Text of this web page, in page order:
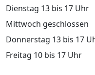
Dienstag 13 bis 17 Uhr
Mittwoch geschlossen
Donnerstag 13 bis 17
Freitag 10 bis 17 Uhr